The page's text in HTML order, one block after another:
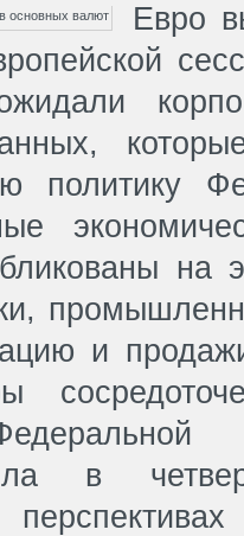
Евро
политику
на
и
в